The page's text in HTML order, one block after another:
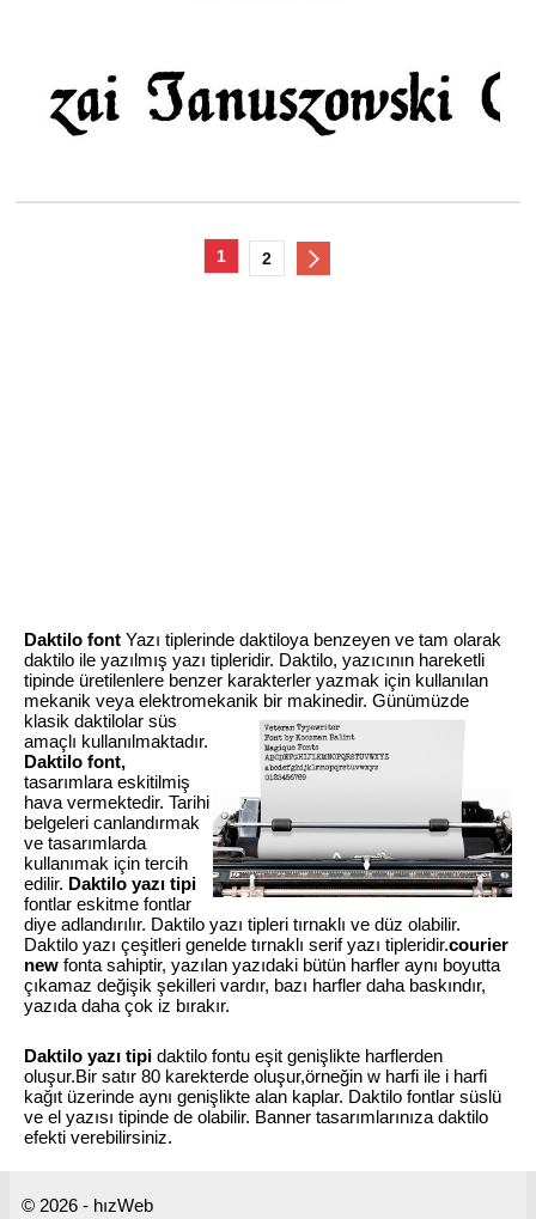
1 2
Daktilo font Yazı tiplerinde daktiloya benzeyen ve tam olarak
daktilo ile yazılmış yazı tipleridir. Daktilo, yazıcının hareketli
tipinde üretilenlere benzer karakterler yazmak için kullanılan
mekanik veya elektromekanik bir makinedir. Günümüzde
klasik daktilolar süs
amaçlı kullanılmaktadır.
Daktilo font,
tasarımlara eskitilmiş
hava vermektedir. Tarihi
belgeleri canlandırmak
ve tasarımlarda
kullanımak için tercih
edilir. Daktilo yazı tipi
fontlar eskitme fontlar
diye adlandırılır. Daktilo yazı tipleri tırnaklı ve düz olabilir.
Daktilo yazı çeşitleri genelde tırnaklı serif yazı tipleridir.courier
new fonta sahiptir, yazılan yazıdaki bütün harfler aynı boyutta
çıkamaz değişik şekilleri vardır, bazı harfler daha baskındır,
yazıda daha çok iz bırakır.
Daktilo yazı tipi daktilo fontu eşit genişlikte harflerden
oluşur.Bir satır 80 karekterde oluşur,örneğin w harfi ile i harfi
kağıt üzerinde aynı genişlikte alan kaplar. Daktilo fontlar süslü
ve el yazısı tipinde de olabilir. Banner tasarımlarınıza daktilo
efekti verebilirsiniz.
© 2026 - hızWeb